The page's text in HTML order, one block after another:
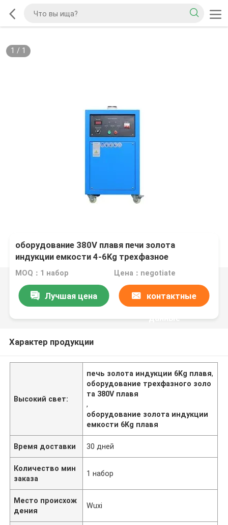
1 / 1
оборудование 380V плавя печи золота
индукции емкости 4-6Kg трехфазное
MOQ：1 набор Цена：negotiate
Лучшая цена контактные
данные
Характер продукции
Высокий свет:
печь золота индукции 6Kg плавя,
оборудование трехфазного золо
та 380V плавя
,
оборудование золота индукции
емкости 6Kg плавя
Время доставки 30 дней
Количество мин
заказа
1 набор
Место происхож
дения
Wuxi